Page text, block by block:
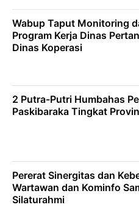
Wabup Taput Monitoring
Program Kerja Dinas
Dinas Koperasi
2 Putra-Putri Humbahas
Paskibaraka Tingkat
Pererat Sinergitas dan
Wartawan dan Kominfo
Silaturahmi